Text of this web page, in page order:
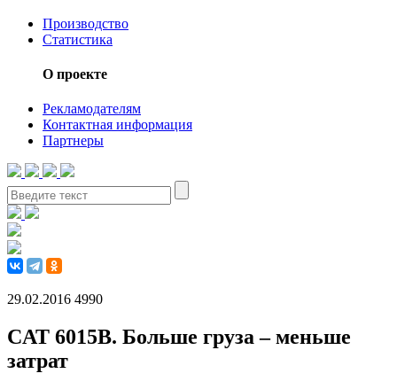
Производство
Статистика
О проекте
Рекламодателям
Контактная информация
Партнеры
29.02.2016 4990
CAT 6015B. Больше груза – меньше
затрат